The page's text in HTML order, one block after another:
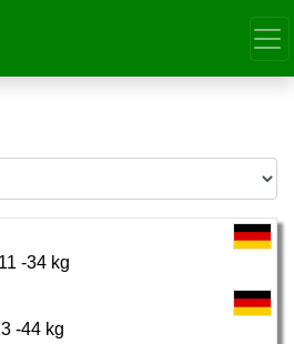
-34 kg
-44 kg